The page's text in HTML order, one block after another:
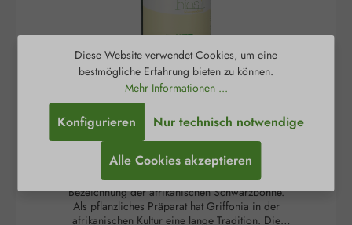
5-HTP 100 mg Kapseln
Griffonia simplicifolia ist die wissenschaftliche
Bezeichnung der afrikanischen Schwarzbohne.
Als pflanzliches Präparat hat Griffonia in der
afrikanischen Kultur eine lange Tradition. Die
Diese Website verwendet Cookies, um eine
bestmögliche Erfahrung bieten zu können.
Mehr Informationen ...
Nur technisch notwendige
Konfigurieren
Alle Cookies akzeptieren